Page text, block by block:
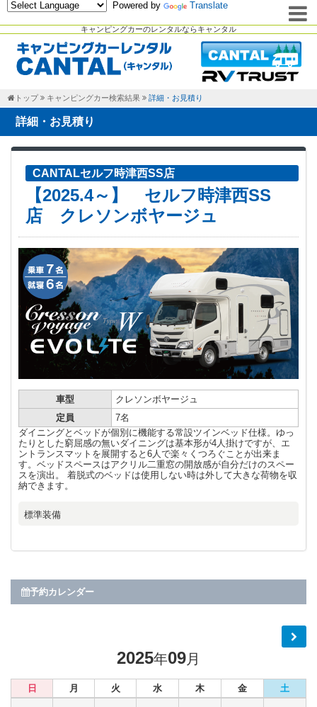
キャンピングカーのレンタルならキャンタル
Powered by Translate
トップ キャンピングカー検索結果 詳細・お見積り
詳細・お見積り
CANTALセルフ時津西SS店
【2025.4～】 セルフ時津西SS
店 クレソンボヤージュ
車型
クレソンボヤージュ
定員
7名
ダイニングとベッドが個別に機能する常設ツインベッド仕様。ゆっ
たりとした窮屈感の無いダイニングは基本形が4人掛けですが、エ
ントランスマットを展開すると6人で楽々くつろぐことが出来ま
す。ベッドスペースはアクリル二重窓の開放感が自分だけのスペー
スを演出。 着脱式のベッドは使用しない時は外して大きな荷物を収
納できます。
標準装備
予約カレンダー
2025年09月
日 月 火 水 木 金 土